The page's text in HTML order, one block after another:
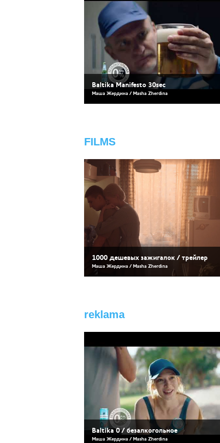
Baltika Manifesto 30sec
Маша Жердина / Masha Zherdina
FILMS
1000 дешевых зажигалок / трейлер
Маша Жердина / Masha Zherdina
reklama
Baltika 0 / безалкогольное
Маша Жердина / Masha Zherdina